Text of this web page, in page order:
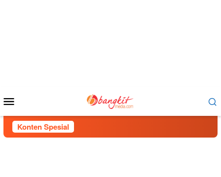
Mobile
Konten Spesial